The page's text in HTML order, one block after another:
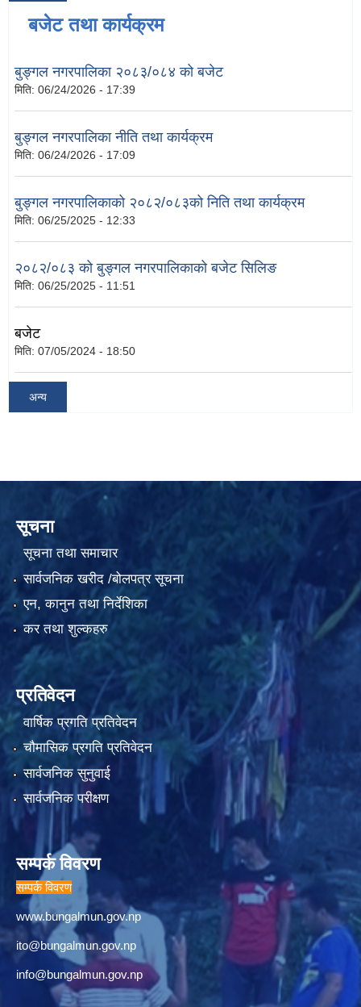
बजेट तथा कार्यक्रम
बुङ्गल नगरपालिका २०८३/०८४ को बजेट
मिति: 06/24/2026 - 17:39
बुङ्गल नगरपालिका नीति तथा कार्यक्रम
मिति: 06/24/2026 - 17:09
बुङ्गल नगरपालिकाको २०८२/०८३को निति तथा कार्यक्रम
मिति: 06/25/2025 - 12:33
२०८२/०८३ को बुङ्गल नगरपालिकाको बजेट सिलिङ
मिति: 06/25/2025 - 11:51
बजेट
मिति: 07/05/2024 - 18:50
अन्य
सूचना
सूचना तथा समाचार
सार्वजनिक खरीद /बोलपत्र सूचना
एन, कानुन तथा निर्देशिका
कर तथा शुल्कहरु
प्रतिवेदन
वार्षिक प्रगति प्रतिवेदन
चौमासिक प्रगति प्रतिवेदन
सार्वजनिक सुनुवाई
सार्वजनिक परीक्षण
सम्पर्क विवरण
सम्पर्क विवरण
www.bungalmun.gov.np
ito@bungalmun.gov.np
info@bungalmun.gov.np